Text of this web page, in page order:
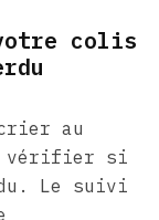
colis
au
vérifier si
Le suivi